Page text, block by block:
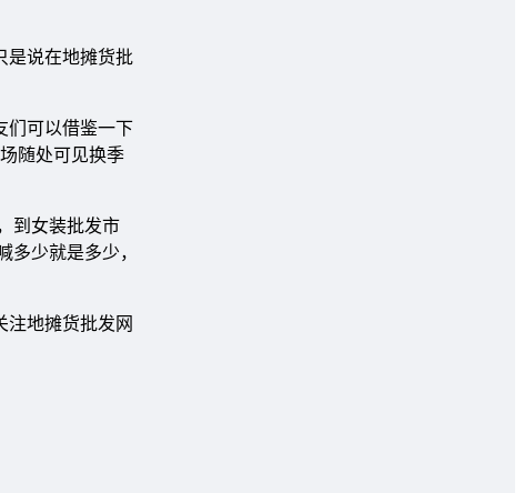
是说在地摊货批
们可以借鉴一下
随处可见换季
到女装批发市
少就是多少，
注地摊货批发网